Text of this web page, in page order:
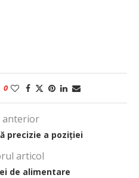
0
anterior
precizie a poziției
articol
de alimentare